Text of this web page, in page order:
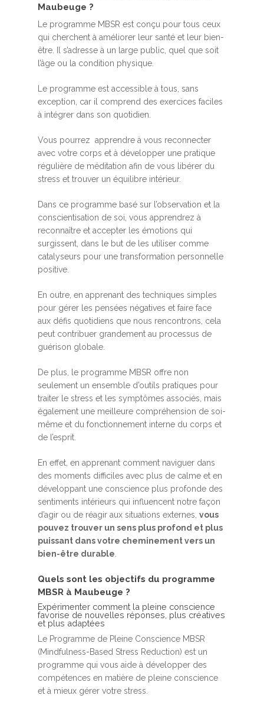
Maubeuge ?
Le programme MBSR est conçu pour tous ceux
qui cherchent à améliorer leur santé et leur bien-
être. Il s’adresse à un large public, quel que soit
l’âge ou la condition physique.
Le programme est accessible à tous, sans
exception, car il comprend des exercices faciles
à intégrer dans son quotidien.
Vous pourrez apprendre à vous reconnecter
avec votre corps et à développer une pratique
régulière de méditation afin de vous libérer du
stress et trouver un équilibre intérieur.
Dans ce programme basé sur l’observation et la
conscientisation de soi, vous apprendrez à
reconnaître et accepter les émotions qui
surgissent, dans le but de les utiliser comme
catalyseurs pour une transformation personnelle
positive.
En outre, en apprenant des techniques simples
pour gérer les pensées négatives et faire face
aux défis quotidiens que nous rencontrons, cela
peut contribuer grandement au processus de
guérison globale.
De plus, le programme MBSR offre non
seulement un ensemble d’outils pratiques pour
traiter le stress et les symptômes associés, mais
également une meilleure compréhension de soi-
même et du fonctionnement interne du corps et
de l’esprit.
En effet, en apprenant comment naviguer dans
des moments difficiles avec plus de calme et en
développant une conscience plus profonde des
sentiments intérieurs qui influencent notre façon
d’agir ou de réagir aux situations externes, vous
pouvez trouver un sens plus profond et plus
puissant dans votre cheminement vers un
bien-être durable
Quels sont les objectifs du programme
MBSR à Maubeuge ?
Expérimenter comment la pleine conscience
favorise de nouvelles réponses, plus créatives
et plus adaptées
Le Programme de Pleine Conscience MBSR
(Mindfulness-Based Stress Reduction) est un
programme qui vous aide à développer des
compétences en matière de pleine conscience
et à mieux gérer votre stress.